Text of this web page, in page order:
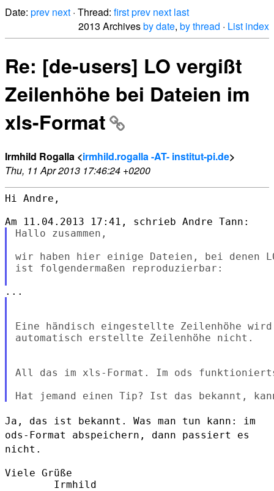
Date: prev next · Thread: firstprev next last
2013 Archivesby date, by thread · List index
Re: [de-users] LO vergißt
Zeilenhöhe bei Dateien im
xls-Format
Irmhild Rogalla <irmhild.rogalla -AT- institut-pi.de>
Thu, 11 Apr 2013 17:46:24 +0200
Hi Andre,
Hallo zusammen,
wir haben hier einige Dateien, bei denen
ist folgendermaßen reproduzierbar:
Eine händisch eingestellte Zeilenhöhe
automatisch erstellte Zeilenhöhe nicht.
All das im xls-Format. Im ods
Ja, das ist bekannt. Was man tun kann: im
ods-Format abspeichern, dann passiert es
nicht.
Viele Grüße
        Irmhild